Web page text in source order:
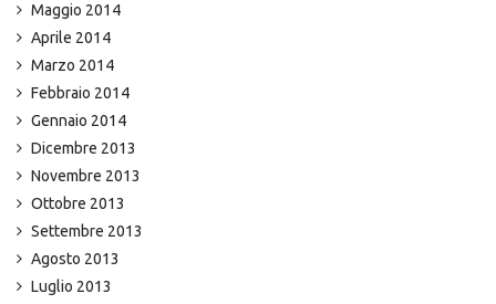
Maggio 2014
Aprile 2014
Marzo 2014
Febbraio 2014
Gennaio 2014
Dicembre 2013
Novembre 2013
Ottobre 2013
Settembre 2013
Agosto 2013
Luglio 2013